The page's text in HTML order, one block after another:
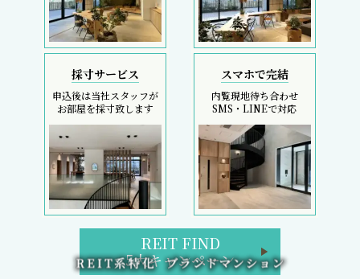
採寸サービス
申込後は当社スタッフが
お部屋を採寸致します
スマホで完結
内覧現地待ち合わせ
SMS・LINEで対応
REIT FIND
5大キャンペーン